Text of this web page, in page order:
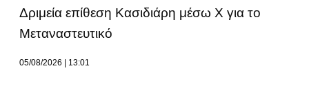
Δριμεία επίθεση Κασιδιάρη μέσω Χ για το
Μεταναστευτικό
05/08/2026 13:01